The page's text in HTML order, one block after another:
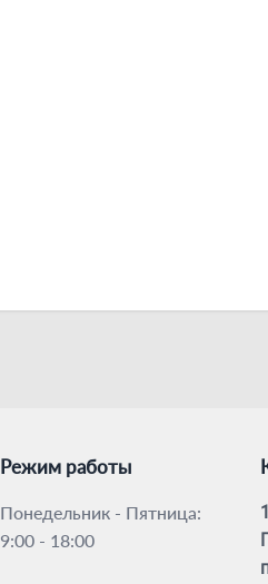
Режим работы
Понедельник - Пятница:
9:00 - 18:00